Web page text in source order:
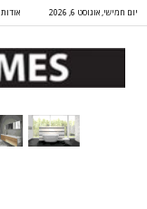
יום חמישי, אוגוסט 6, 2026 אודות